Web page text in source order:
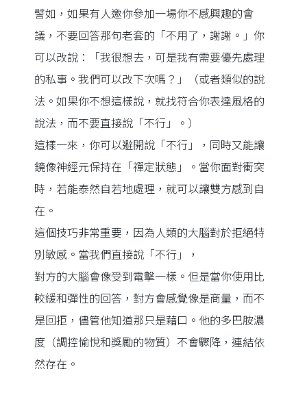
譬如，如果有人邀你參加一場你不感興趣的會
議，不要回答那句老套的「不用了，謝謝。」你
可以改說：「我很想去，可是我有需要優先處理
的私事。我們可以改下次嗎？」（或者類似的說
法。如果你不想這樣說，就找符合你表達風格的
說法，而不要直接說「不行」。）
這樣一來，你可以避開說「不行」，同時又能讓
鏡像神經元保持在「禪定狀態」。當你面對衝突
時，若能泰然自若地處理，就可以讓雙方感到自
在。
這個技巧非常重要，因為人類的大腦對於拒絕特
別敏感。當我們直接說「不行」，
對方的大腦會像受到電擊一樣。但是當你使用比
較緩和彈性的回答，對方會感覺像是商量，而不
是回拒，儘管他知道那只是藉口。他的多巴胺濃
度（調控愉悅和獎勵的物質）不會驟降，連結依
然存在。